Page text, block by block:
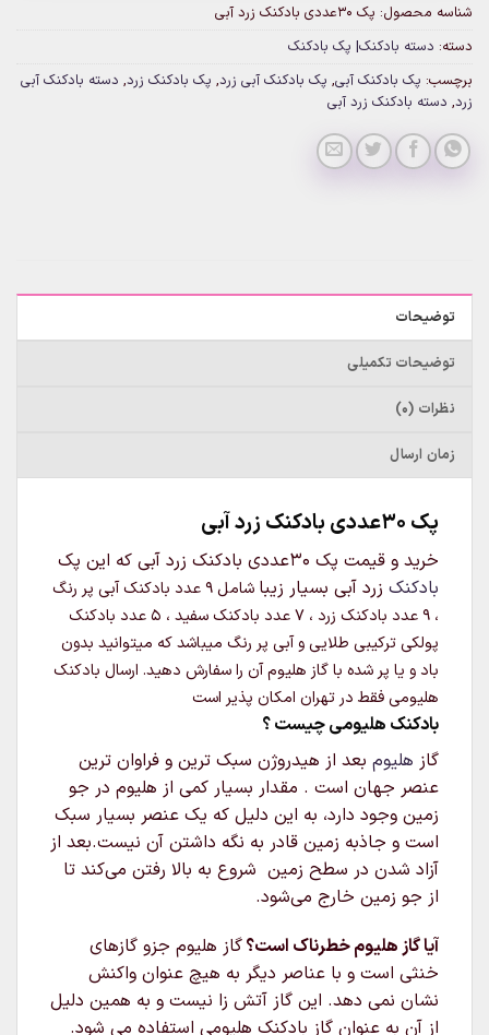
شناسه محصول: پک 30عددی بادکنک زرد آبی
دسته: دسته بادکنک| پک بادکنک
برچسب: پک بادکنک آبی, پک بادکنک آبی زرد, پک بادکنک زرد, دسته بادکنک آبی
زرد, دسته بادکنک زرد آبی
توضیحات
توضیحات تکمیلی
نظرات (0)
زمان ارسال
پک 30عددی بادکنک زرد آبی
خرید و قیمت پک 30عددی بادکنک زرد آبی که این پک
بادکنک زرد آبی بسیار زیبا
شامل ۹ عدد بادکنک آبی پر رنگ
، ۹ عدد بادکنک زرد ، ۷ عدد بادکنک سفید ، ۵ عدد بادکنک
پولکی ترکیبی طلایی و آبی پر رنگ میباشد که میتوانید بدون
باد و یا پر شده با گاز هلیوم آن را سفارش دهید. ارسال بادکنک
هلیومی فقط در تهران امکان پذیر است
بادکنک هلیومی چیست ؟
گاز هلیوم بعد از هیدروژن سبک‌ ترین و فراوان‌ ترین
عنصر جهان است . مقدار بسیار کمی از هلیوم در جو
زمین وجود دارد، به این دلیل که یک عنصر بسیار سبک
است و جاذبه زمین قادر به نگه داشتن آن نیست.بعد از
آزاد شدن در سطح زمین شروع به بالا رفتن می‌کند تا
از جو زمین خارج می‌شود.
آیا گاز هلیوم خطرناک است؟گاز هلیوم جزو گازهای
خنثی است و با عناصر دیگر به هیچ عنوان واکنش
نشان نمی دهد. این گاز آتش زا نیست و به همین دلیل
از آن به عنوان گاز بادکنک هلیومی استفاده می شود.